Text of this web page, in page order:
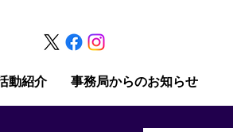
動紹介 事務局からのお知らせ